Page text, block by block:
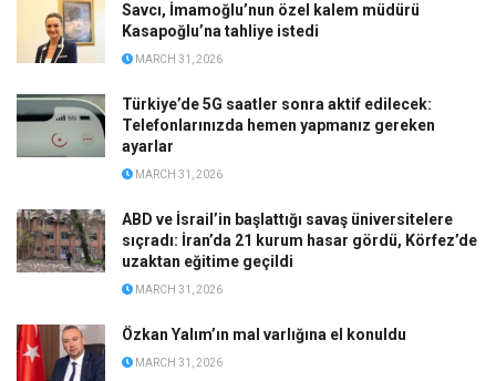
Savcı, İmamoğlu’nun özel kalem müdürü
Kasapoğlu’na tahliye istedi
MARCH 31, 2026
Türkiye’de 5G saatler sonra aktif edilecek:
Telefonlarınızda hemen yapmanız gereken
ayarlar
MARCH 31, 2026
ABD ve İsrail’in başlattığı savaş üniversitelere
sıçradı: İran’da 21 kurum hasar gördü, Körfez’de
uzaktan eğitime geçildi
MARCH 31, 2026
Özkan Yalım’ın mal varlığına el konuldu
MARCH 31, 2026